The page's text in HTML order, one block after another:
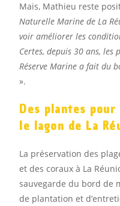
Mais, Mathieu reste
Naturelle Marine de La
voir améliorer les
Certes, depuis 30 ans, les
Réserve Marine a fait du
».
Des plantes
le lagon de La
La préservation des
et des coraux à La
sauvegarde du bord de
de plantation et